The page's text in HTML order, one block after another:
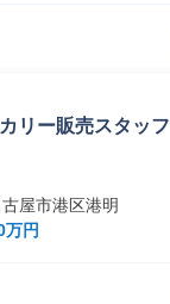
リー販売スタッフ
屋市港区港明
万円